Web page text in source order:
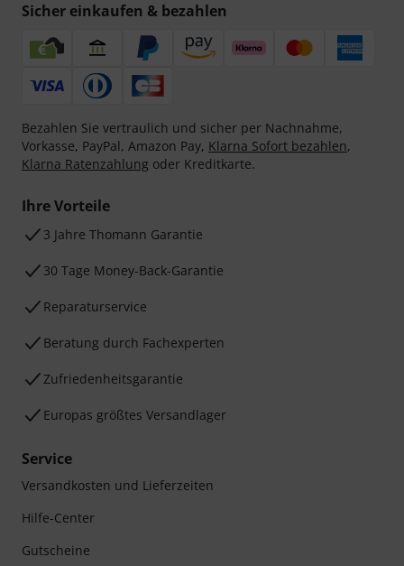
Sicher einkaufen & bezahlen
Bezahlen Sie vertraulich und sicher per Nachnahme,
Vorkasse, PayPal, Amazon Pay, Klarna Sofort bezahlen,
Klarna Ratenzahlung oder Kreditkarte.
Ihre Vorteile
3 Jahre Thomann Garantie
30 Tage Money-Back-Garantie
Reparaturservice
Beratung durch Fachexperten
Zufriedenheitsgarantie
Europas größtes Versandlager
Service
Versandkosten und Lieferzeiten
Hilfe-Center
Gutscheine